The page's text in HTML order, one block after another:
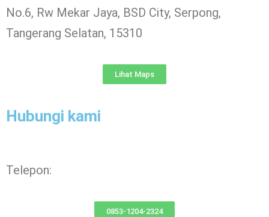
No.6, Rw Mekar Jaya, BSD City, Serpong,
Tangerang Selatan, 15310
Lihat Maps
Hubungi kami
Telepon:
0853-1204-2324